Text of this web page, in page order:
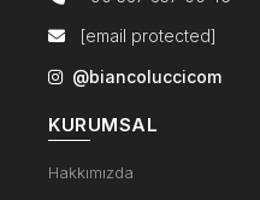
[email protected]
@biancoluccicom
KURUMSAL
Hakkımızda